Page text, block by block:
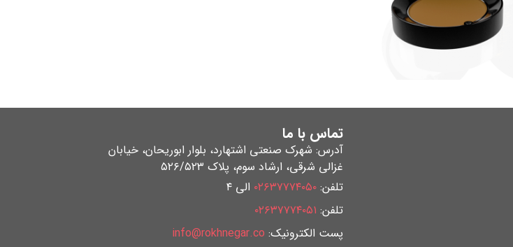
تماس با ما
آدرس: شهرک صنعتی اشتهارد، بلوار ابوریحان، خیابان
غزالی شرقی، ارشاد سوم، پلاک ۵۲۶/۵۲۳
تلفن: ۰۲۶۳۷۷۷۴۰۵۰ الی ۴
تلفن: ۰۲۶۳۷۷۷۴۰۵۱
پست الکترونیک: info@rokhnegar.co